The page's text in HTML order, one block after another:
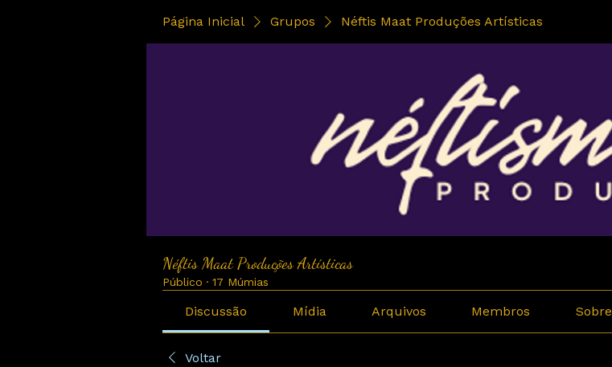
Página Inicial Grupos Néftis Maat Produções Artísticas
Néftis Maat Produções Artísticas
Público · 17 Múmias
Discussão Mídia Arquivos Membros Sobre
Voltar